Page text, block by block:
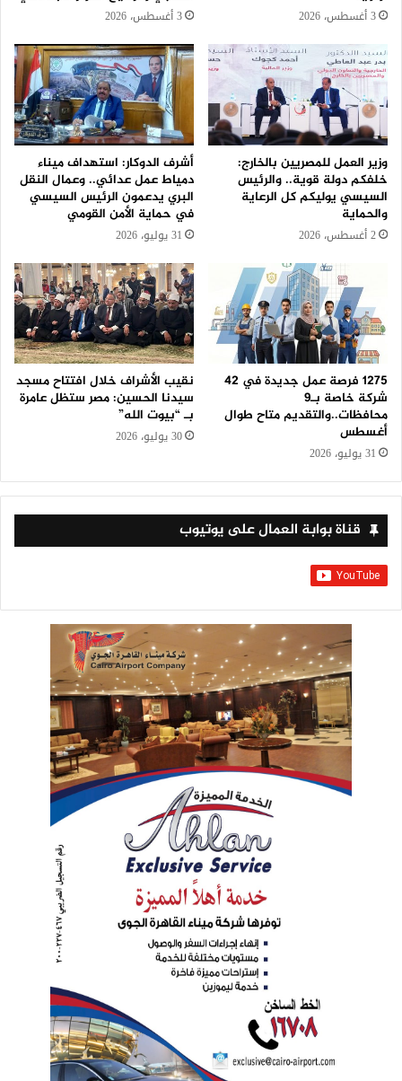
3 أغسطس، 2026 3 أغسطس، 2026
وزير العمل للمصريين بالخارج:
خلفكم دولة قوية.. والرئيس
السيسي يوليكم كل الرعاية
والحماية
2 أغسطس، 2026
أشرف الدوكار: استهداف ميناء
دمياط عمل عدائي.. وعمال النقل
البري يدعمون الرئيس السيسي
في حماية الأمن القومي
31 يوليو، 2026
1275 فرصة عمل جديدة في 42
شركة خاصة بـ9
محافظات..والتقديم متاح طوال
أغسطس
31 يوليو، 2026
نقيب الأشراف خلال افتتاح مسجد
سيدنا الحسين: مصر ستظل عامرة
بـ “بيوت الله”
30 يوليو، 2026
قناة بوابة العمال على يوتيوب